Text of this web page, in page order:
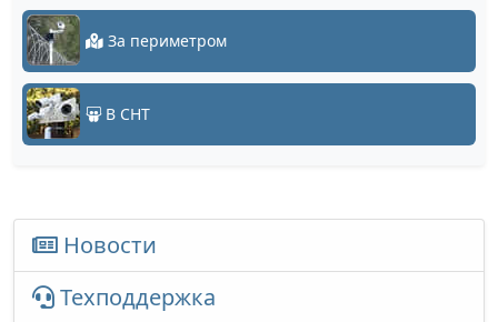
За периметром
В СНТ
Новости
Техподдержка